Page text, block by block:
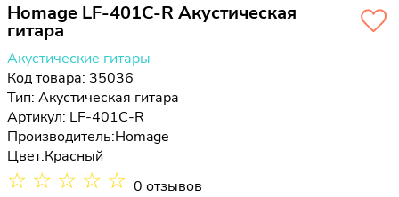
Homage LF-401C-R Акустическая
гитара
Акустические гитары
Код товара: 35036
Тип: Акустическая гитара
Артикул: LF-401C-R
Производитель:Homage
Цвет:Красный
☆ ☆ ☆ ☆ ☆ 0 отзывов